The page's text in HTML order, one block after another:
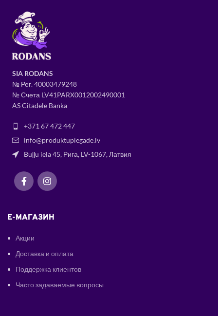
SIA RODANS
№ Рег.40003479248
№ Счета LV41PARX0012002490001
AS Citadele Banka
+371 67 472 447
info@produktupiegade.lv
Buļļu iela 45, Рига, LV-1067, Латвия
E-МАГАЗИН
Акции
Доставка и оплата
Поддержка клиентов
Часто задаваемые вопросы